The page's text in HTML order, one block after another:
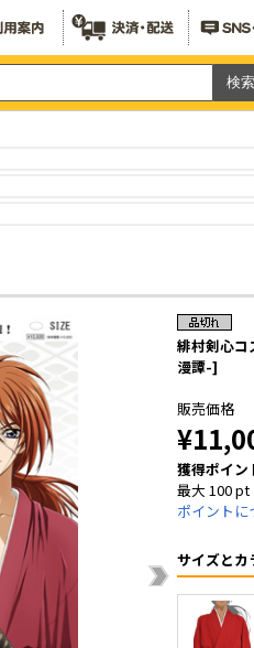
緋村剣心コ
漫譚-]
販売価格
獲得ポイン
最大 100 pt
ポイントに
サイズとカ